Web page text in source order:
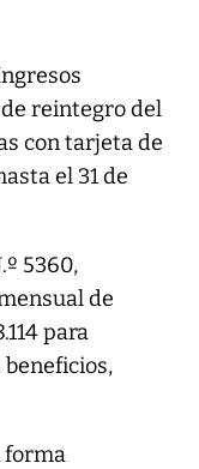
reintegro del
con tarjeta de
el 31 de
5360,
de
para
beneficios,
forma